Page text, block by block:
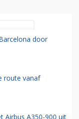
door
route vanaf
Airbus A350-900 uit